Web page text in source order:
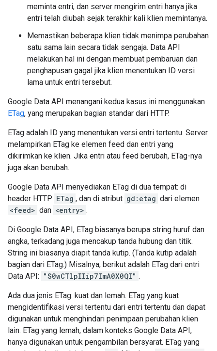
meminta entri, dan server mengirim entri hanya jika
entri telah diubah sejak terakhir kali klien memintanya.
Memastikan beberapa klien tidak menimpa perubahan
satu sama lain secara tidak sengaja. Data API
melakukan hal ini dengan membuat pembaruan dan
penghapusan gagal jika klien menentukan ID versi
lama untuk entri tersebut.
Google Data API menangani kedua kasus ini menggunakan
ETag, yang merupakan bagian standar dari HTTP.
ETag adalah ID yang menentukan versi entri tertentu. Server
melampirkan ETag ke elemen feed dan entri yang
dikirimkan ke klien. Jika entri atau feed berubah, ETag-nya
juga akan berubah.
Google Data API menyediakan ETag di dua tempat: di
header HTTP ETag , dan di atribut gd:etag dari elemen
<feed> dan <entry> .
Di Google Data API, ETag biasanya berupa string huruf dan
angka, terkadang juga mencakup tanda hubung dan titik.
String ini biasanya diapit tanda kutip. (Tanda kutip adalah
bagian dari ETag.) Misalnya, berikut adalah ETag dari entri
Data API: "S0wCTlpIIip7ImA0X0QI" .
Ada dua jenis ETag: kuat dan lemah. ETag yang kuat
mengidentifikasi versi tertentu dari entri tertentu dan dapat
digunakan untuk menghindari penimpaan perubahan klien
lain. ETag yang lemah, dalam konteks Google Data API,
hanya digunakan untuk pengambilan bersyarat. ETag yang